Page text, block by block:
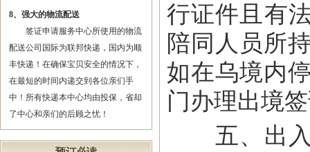
8、强大的物流配送
签证申请服务中心所使用的物流
配送公司国际为联邦快递，国内为顺
丰快递！在确保宝贝安全的情况下，
在最短的时间内递交到各位亲们手
中！所有快递本中心均由投保，省却
了中心和亲们的后顾之忧！
行证件且有
陪同人员所
如在乌境内
门办理出境
五、出入